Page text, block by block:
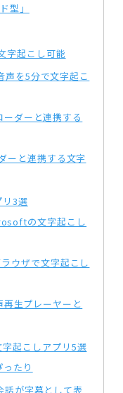
型」
字起こし可能
を5分で文字起こ
ダーと連携する
ーと連携する文字
リ3選
の文字起こし
ウザで文字起こし
生プレーヤーと
字起こしアプリ5選
たり
話が字幕として表